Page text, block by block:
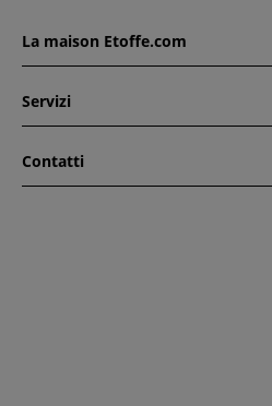
La maison Etoffe.com
Servizi
Contatti